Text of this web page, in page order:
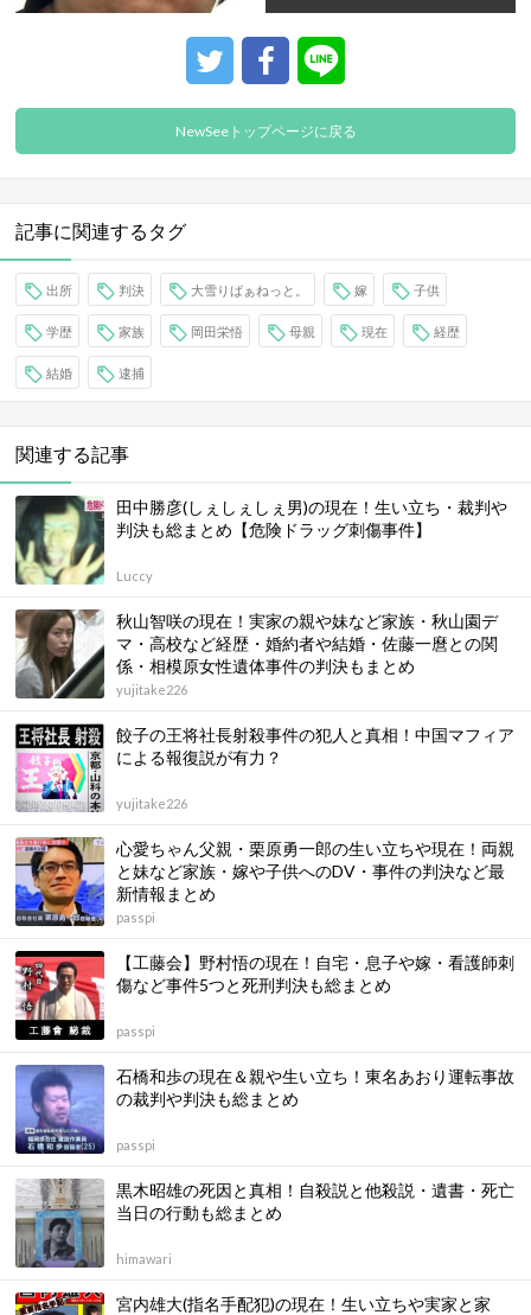
NewSeeトップページに戻る
記事に関連するタグ
出所 判決 大雪りばぁねっと。 嫁 子供
学歴 家族 岡田栄悟 母親 現在 経歴
結婚 逮捕
関連する記事
田中勝彦(しぇしぇしぇ男)の現在！生い立ち・裁判や
判決も総まとめ【危険ドラッグ刺傷事件】
Luccy
秋山智咲の現在！実家の親や妹など家族・秋山園デ
マ・高校など経歴・婚約者や結婚・佐藤一麿との関
係・相模原女性遺体事件の判決もまとめ
yujitake226
餃子の王将社長射殺事件の犯人と真相！中国マフィア
による報復説が有力？
yujitake226
心愛ちゃん父親・栗原勇一郎の生い立ちや現在！両親
と妹など家族・嫁や子供へのDV・事件の判決など最
新情報まとめ
passpi
【工藤会】野村悟の現在！自宅・息子や嫁・看護師刺
傷など事件5つと死刑判決も総まとめ
passpi
石橋和歩の現在＆親や生い立ち！東名あおり運転事故
の裁判や判決も総まとめ
passpi
黒木昭雄の死因と真相！自殺説と他殺説・遺書・死亡
当日の行動も総まとめ
himawari
宮内雄大(指名手配犯)の現在！生い立ちや実家と家